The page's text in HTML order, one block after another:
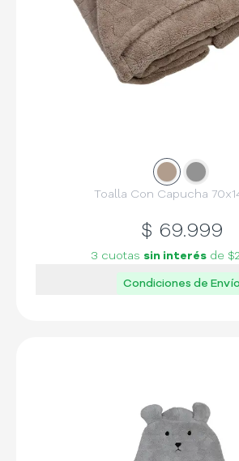
Slide 1
Slide
Toalla Con Capucha
$ 69.999
3 cuotas sin interés de
Condiciones de Envío